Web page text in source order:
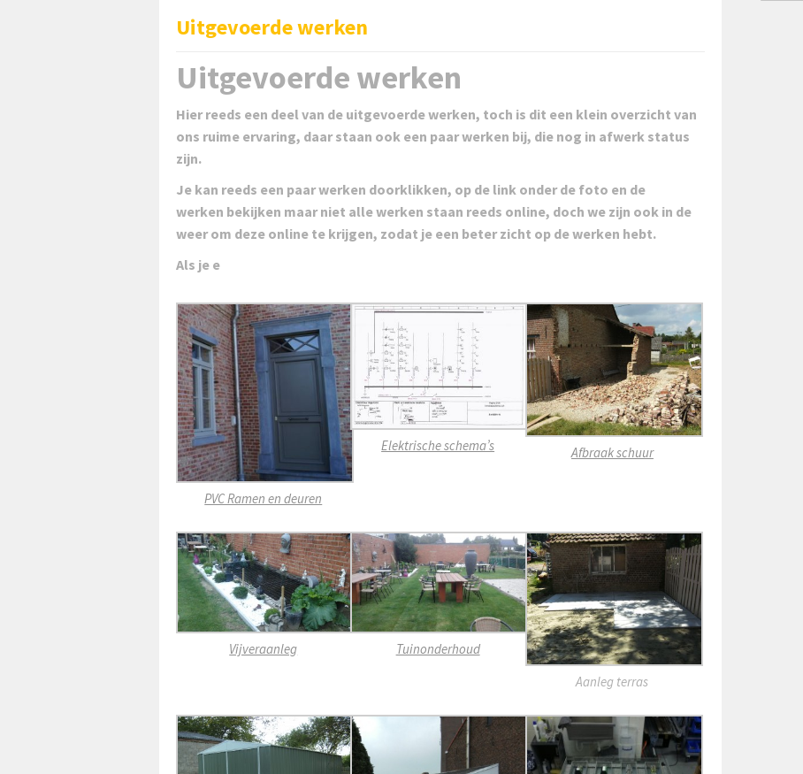
Uitgevoerde werken
Uitgevoerde werken
Hier reeds een deel van de uitgevoerde werken, toch is dit een klein overzicht van
ons ruime ervaring, daar staan ook een paar werken bij, die nog in afwerk status
zijn.
Je kan reeds een paar werken doorklikken, op de link onder de foto en de
werken bekijken maar niet alle werken staan reeds online, doch we zijn ook in de
weer om deze online te krijgen, zodat je een beter zicht op de werken hebt.
Als je e
PVC Ramen en deuren
Elektrische schema’s Afbraak schuur
Vijveraanleg
Tuinonderhoud
Aanleg terras